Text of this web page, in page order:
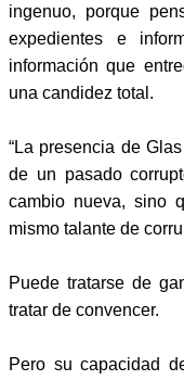
ingenuo, porque
expedientes e
información que
una candidez total.
“La presencia de
de un pasado
cambio nueva, sino
mismo talante de
Puede tratarse de
tratar de convencer.
Pero su capacidad